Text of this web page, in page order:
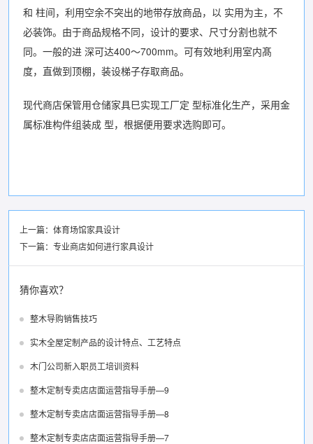
和 柱间，利用空余不突出的地带存放商品，以 实用为主，不
必装饰。由于商品规格不同，设计的要求、尺寸分割也就不
同。一般的进 深可达400〜700mm。可有效地利用室内髙
度，直做到顶棚，装设梯子存取商品。
现代商店保管用仓储家具巳实现工厂定 型标准化生产，采用金
属标准构件组装成 型，根据便用要求选购即可。
上一篇： 体育场馆家具设计
下一篇： 专业商店如何进行家具设计
猜你喜欢？
整木导购销售技巧
实木全屋定制产品的设计特点、工艺特点
木门公司新入职员工培训资料
整木定制专卖店店面运营指导手册—9
整木定制专卖店店面运营指导手册—8
整木定制专卖店店面运营指导手册—7